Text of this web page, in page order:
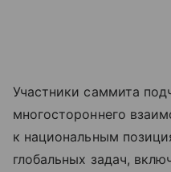
Участники саммита
многостороннего
к национальным
глобальных задач,